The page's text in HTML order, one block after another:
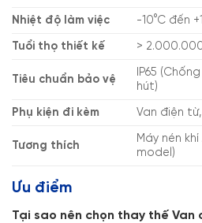
Nhiệt độ làm việc -10°C đến
Tuổi thọ thiết kế >
Tiêu chuẩn bảo vệ
IP65
hút)
Phụ kiện đi kèm Van điện
Tương thích
Máy nén
model)
Ưu điểm
Tại sao nên chọn thay thế Van